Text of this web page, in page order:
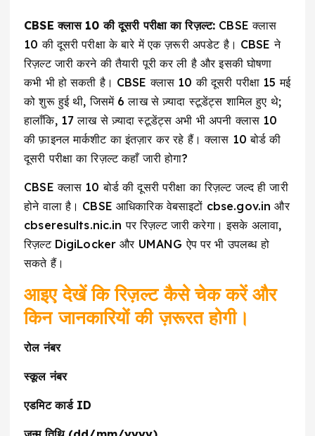
CBSE क्लास 10 की दूसरी परीक्षा का रिज़ल्ट: CBSE क्लास
10 की दूसरी परीक्षा के बारे में एक ज़रूरी अपडेट है। CBSE ने
रिज़ल्ट जारी करने की तैयारी पूरी कर ली है और इसकी घोषणा
कभी भी हो सकती है। CBSE क्लास 10 की दूसरी परीक्षा 15 मई
को शुरू हुई थी, जिसमें 6 लाख से ज़्यादा स्टूडेंट्स शामिल हुए थे;
हालाँकि, 17 लाख से ज़्यादा स्टूडेंट्स अभी भी अपनी क्लास 10
की फ़ाइनल मार्कशीट का इंतज़ार कर रहे हैं। क्लास 10 बोर्ड की
दूसरी परीक्षा का रिज़ल्ट कहाँ जारी होगा?
CBSE क्लास 10 बोर्ड की दूसरी परीक्षा का रिज़ल्ट जल्द ही जारी
होने वाला है। CBSE आधिकारिक वेबसाइटों cbse.gov.in और
cbseresults.nic.in पर रिज़ल्ट जारी करेगा। इसके अलावा,
रिज़ल्ट DigiLocker और UMANG ऐप पर भी उपलब्ध हो
सकते हैं।
आइए देखें कि रिज़ल्ट कैसे चेक करें और
किन जानकारियों की ज़रूरत होगी।
रोल नंबर
स्कूल नंबर
एडमिट कार्ड ID